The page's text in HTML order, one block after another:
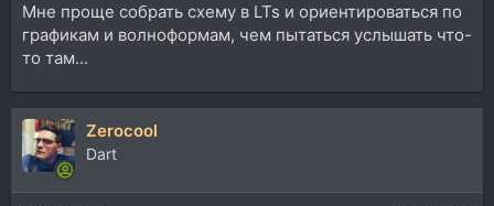
Мне проще собрать схему в LTs и ориентироваться по
графикам и волноформам, чем пытаться услышать что-
то там...
Zerocool
Dart